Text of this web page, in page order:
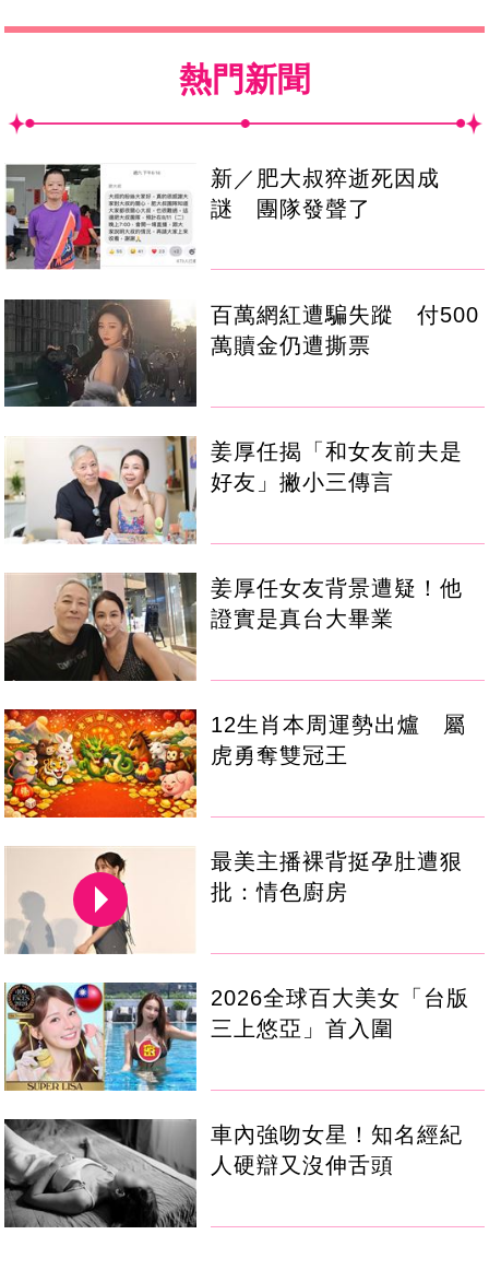
熱門新聞
新／肥大叔猝逝死因成
謎 團隊發聲了
百萬網紅遭騙失蹤 付500
萬贖金仍遭撕票
姜厚任揭「和女友前夫是
好友」撇小三傳言
姜厚任女友背景遭疑！他
證實是真台大畢業
12生肖本周運勢出爐 屬
虎勇奪雙冠王
最美主播裸背挺孕肚遭狠
批：情色廚房
2026全球百大美女「台版
三上悠亞」首入圍
車內強吻女星！知名經紀
人硬辯又沒伸舌頭